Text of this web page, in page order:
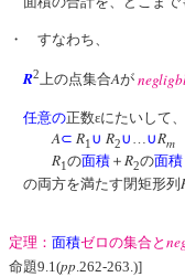
・ すなわち、
R2上の点集合Aが
任意の正数εにたいして、
A⊂ R1 ∪ R2∪ ∪ Rm
R1の面積 ＋ R2の面積
の両方を満たす閉矩形列
定理： 面積ゼロの集合と
命題9.1(pp .262-263.)]